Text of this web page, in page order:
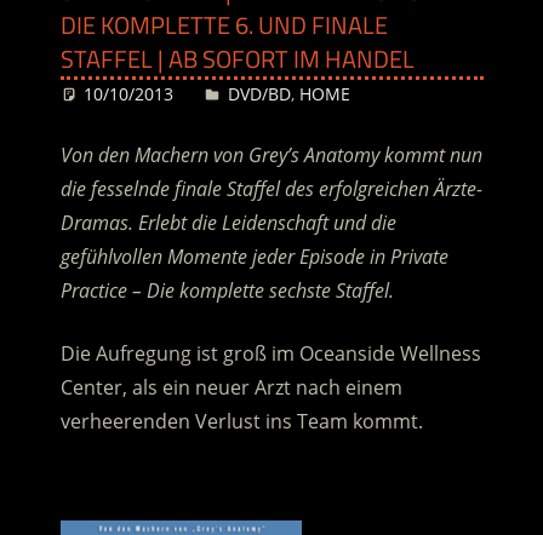
DIE KOMPLETTE 6. UND FINALE
STAFFEL | AB SOFORT IM HANDEL
10/10/2013 Desiree
DVD/BD, HOME
Von den Machern von Grey’s Anatomy kommt nun
die fesselnde finale Staffel des erfolgreichen Ärzte-
Dramas. Erlebt die Leidenschaft und die
gefühlvollen Momente jeder Episode in Private
Practice – Die komplette sechste Staffel.
Die Aufregung ist groß im Oceanside Wellness
Center, als ein neuer Arzt nach einem
verheerenden Verlust ins Team kommt.